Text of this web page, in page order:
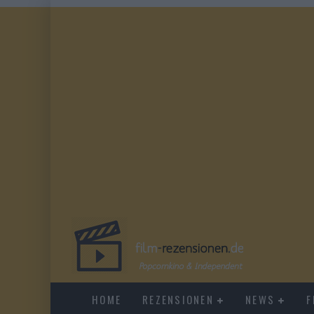
HOME REZENSIONEN NEWS